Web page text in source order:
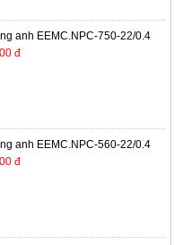
anh EEMC.NPC-750-22/0.4
đ
anh EEMC.NPC-560-22/0.4
đ